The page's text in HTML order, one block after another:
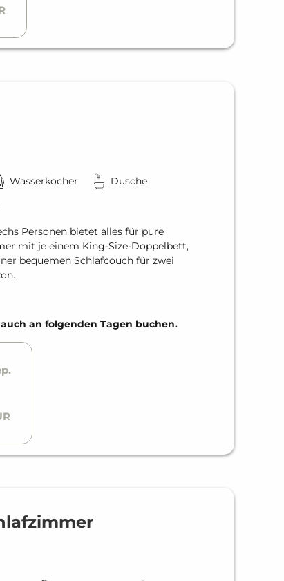
Wasserkocher
Dusche
Personen bietet alles für pure
mit je einem King-Size-Doppelbett,
bequemen Schlafcouch für zwei
an folgenden Tagen buchen.